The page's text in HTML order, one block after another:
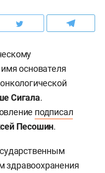
основателя
Сигала.
подписал
Песошин.
здравоохранения